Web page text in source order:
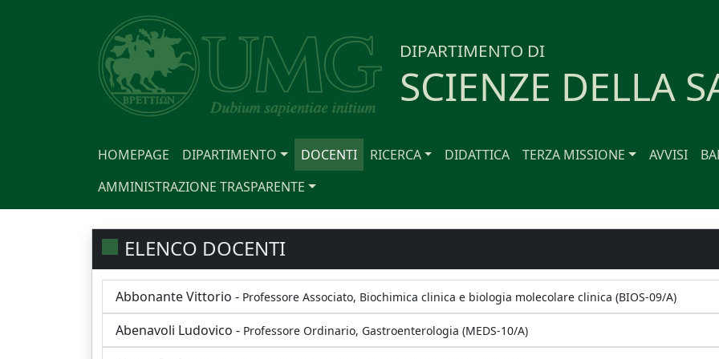
DIPARTIMENTO DI
SCIENZE DELLA
HOMEPAGE DIPARTIMENTO DOCENTI RICERCA DIDATTICA TERZA MISSIONE AVVISI
AMMINISTRAZIONE TRASPARENTE
ELENCO DOCENTI
Abbonante Vittorio - Professore Associato, Biochimica clinica e biologia molecolare clinica (BIOS-09/A)
Abenavoli Ludovico - Professore Ordinario, Gastroenterologia (MEDS-10/A)